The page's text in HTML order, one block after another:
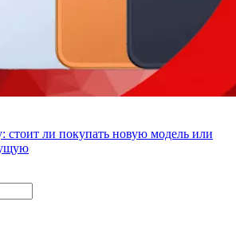
стоит ли покупать новую модель или